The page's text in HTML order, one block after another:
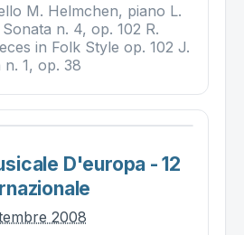
M. Helmchen, piano L.
n. 4, op. 102 R.
in Folk Style op. 102 J.
1, op. 38
D'europa - 12
2008